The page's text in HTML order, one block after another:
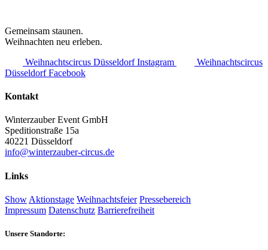
Gemeinsam staunen.
Weihnachten neu erleben.
Weihnachtscircus Düsseldorf Instagram
Weihnachtscircus
Düsseldorf Facebook
Kontakt
Winterzauber Event GmbH
Speditionstraße 15a
40221 Düsseldorf
info@winterzauber-circus.de
Links
Show Aktionstage Weihnachtsfeier Pressebereich
Impressum Datenschutz Barrierefreiheit
Unsere Standorte: